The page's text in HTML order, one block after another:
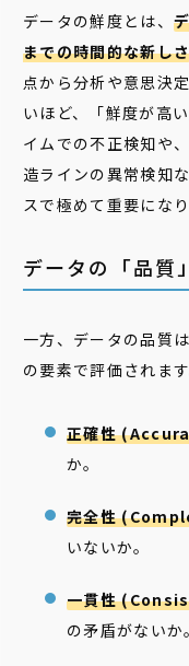
データの鮮度とは、
までの時間的な新しさ
点から分析や意思決
いほど、「鮮度が高
イムでの不正検知や
造ラインの異常検知
スで極めて重要になり
データの「品質
一方、データの品質
の要素で評価されます
正確性
か。
完全性
いないか。
一貫性
の矛盾がないか。